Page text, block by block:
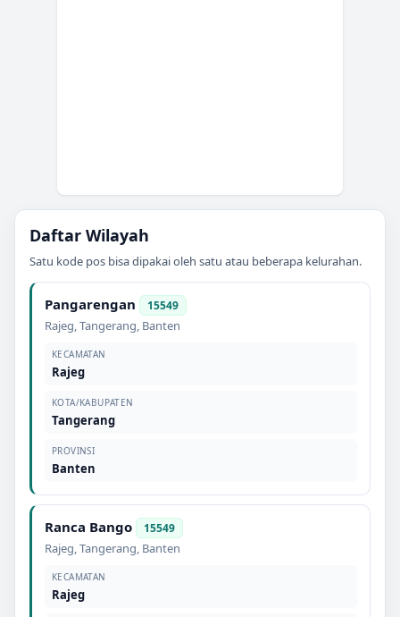
Daftar Wilayah
Satu kode pos bisa dipakai oleh satu atau beberapa kelurahan.
Pangarengan 15549
Rajeg,Tangerang, Banten
KECAMATAN
Rajeg
KOTA/KABUPATEN
Tangerang
PROVINSI
Banten
Ranca Bango 15549
Rajeg,Tangerang, Banten
KECAMATAN
Rajeg